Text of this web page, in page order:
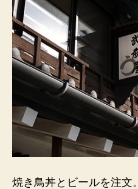
焼き鳥丼とビールを注文。